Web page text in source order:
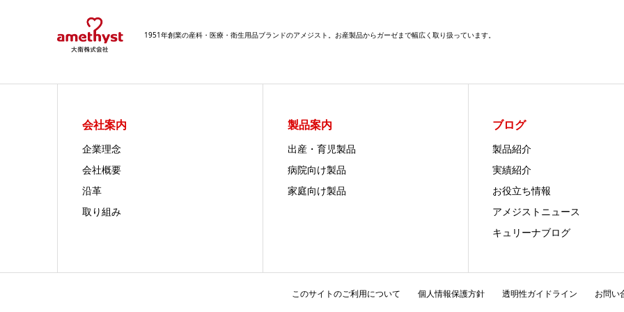
1951年創業の産科・医療・衛生用品ブランドのアメジスト。お産製品からガーゼまで幅広く取り扱っています。
会社案内
企業理念
会社概要
沿革
取り組み
製品案内
出産・育児製品
病院向け製品
家庭向け製品
ブログ
製品紹介
実績紹介
お役立ち情報
アメジストニュース
キュリーナブログ
このサイトのご利用について 個人情報保護方針 透明性ガイドライン お問い